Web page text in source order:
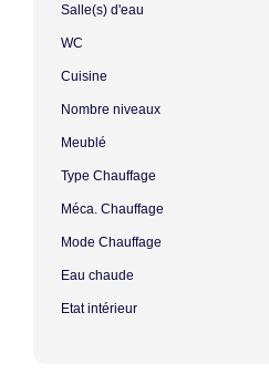
Salle(s) d'eau
WC
Cuisine
Nombre niveaux
Meublé
Type Chauffage
Méca. Chauffage
Mode Chauffage
Eau chaude
Etat intérieur